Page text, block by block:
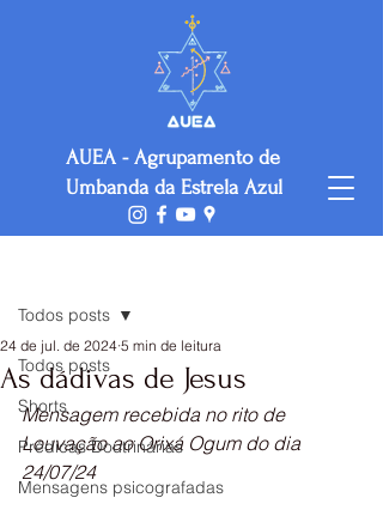
AUEA - Agrupamento de
Umbanda da Estrela Azul
Todos posts
Shorts
Prédicas Doutrinárias
Mensagens psicografadas
Todos posts
As dádivas de Jesus
24 de jul. de 2024 5 min de leitura
Mensagem recebida no rito de
Louvação ao Orixá Ogum do dia
24/07/24